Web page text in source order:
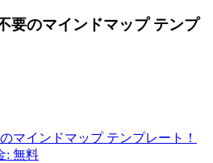
要のマインドマップ テンプ
マインドマップ テンプレート！
: 無料